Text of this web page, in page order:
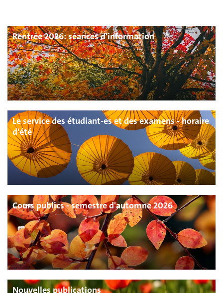
Rentrée 2026: séances d'information
Le service des étudiant-es et des examens - horaire
d'été
Cours publics - semestre d'automne 2026
Nouvelles publications